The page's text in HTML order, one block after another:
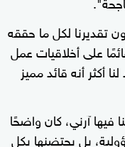
تقديرنا لكل ما حققه
على أخلاقيات عمل
أكثر أنه قائد مميز
فيها آرني، كان واضحًا
بل يحتضنها بكل